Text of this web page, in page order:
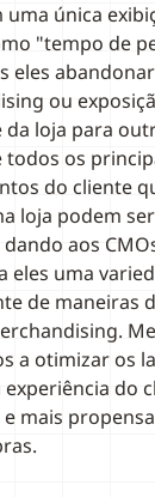
uma única
"tempo de
eles
ou
da loja para
todos os
do cliente
loja podem
aos
eles uma
de maneiras
a otimizar os
do
mais